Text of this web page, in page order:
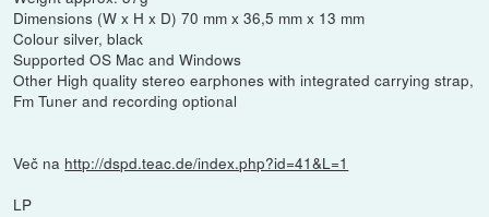
Dimensions (W x H x D) 70 mm x 36,5 mm x 13 mm
Colour silver, black
Supported OS Mac and Windows
Other High quality stereo earphones with integrated carrying strap,
Fm Tuner and recording optional
Več na http://dspd.teac.de/index.php?id=41&L=1
LP